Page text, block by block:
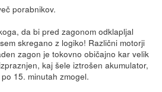
porabnikov.
da bi pred zagonom odklapljal
skregano z logiko! Različni motorji
zagon je tokovno običajno kar velik
kaj šele iztrošen akumulator,
15. minutah zmogel.